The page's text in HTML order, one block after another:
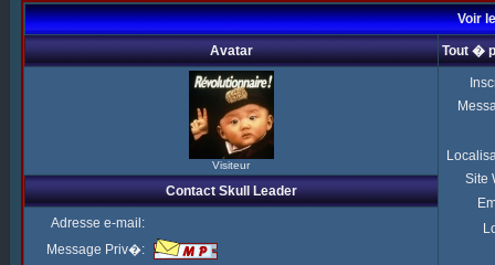
Voir
Avatar Tout �
Visiteur
Site
Contact Skull Leader
Adresse e-mail:
Message Priv�: